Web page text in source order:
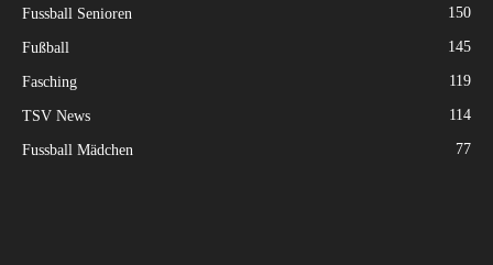
Fussball Senioren 150
Fußball 145
Fasching 119
TSV News 114
Fussball Mädchen 77